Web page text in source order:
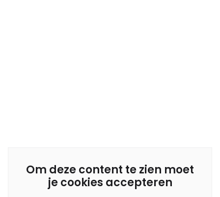
Om deze content te zien moet
je cookies accepteren